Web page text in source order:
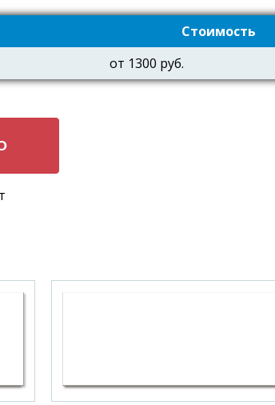
Стоимость
от 1300 руб.